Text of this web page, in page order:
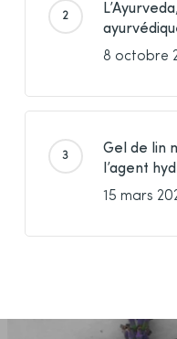
8 octobre
Gel de lin
l’agent
15 mars